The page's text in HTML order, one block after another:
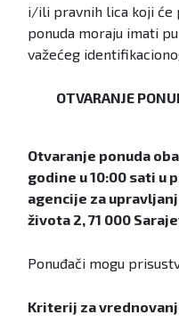
i/ili pravnih lica koji će
ponuda moraju imati
važećeg
OTVARANJE
Otvaranje ponuda
godine u 10:00 sati u
agencije za
života 2, 71 000
Ponuđači mogu
Kriterij za